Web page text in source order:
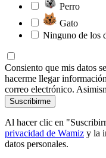
Perro
Gato
Ninguno de los
Consiento que mis datos
hacerme llegar
correo electrónico.
Suscribirme
Al hacer clic en
privacidad de Wamiz y la
datos personales.